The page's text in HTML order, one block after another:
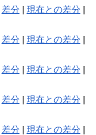
差分| 現在との差分|
差分| 現在との差分|
差分| 現在との差分|
差分| 現在との差分|
差分| 現在との差分|